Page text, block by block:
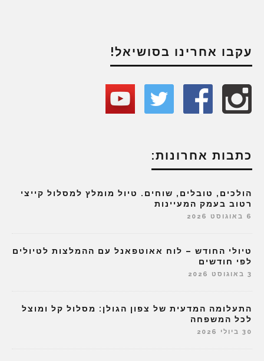
עקבו אחרינו בסושיאל!
כתבות אחרונות:
הולכים, טובלים, שוחים. טיול מומלץ למסלול קייצי
רטוב בעמק המעיינות
6 באוגוסט 2026
טיולי החודש – לוח אאוטפאנל עם ההמלצות לטיולים
לפי חודשים
3 באוגוסט 2026
התעלומה המדעית של צפון הגולן: מסלול קל ומוצל
לכל המשפחה
30 ביולי 2026